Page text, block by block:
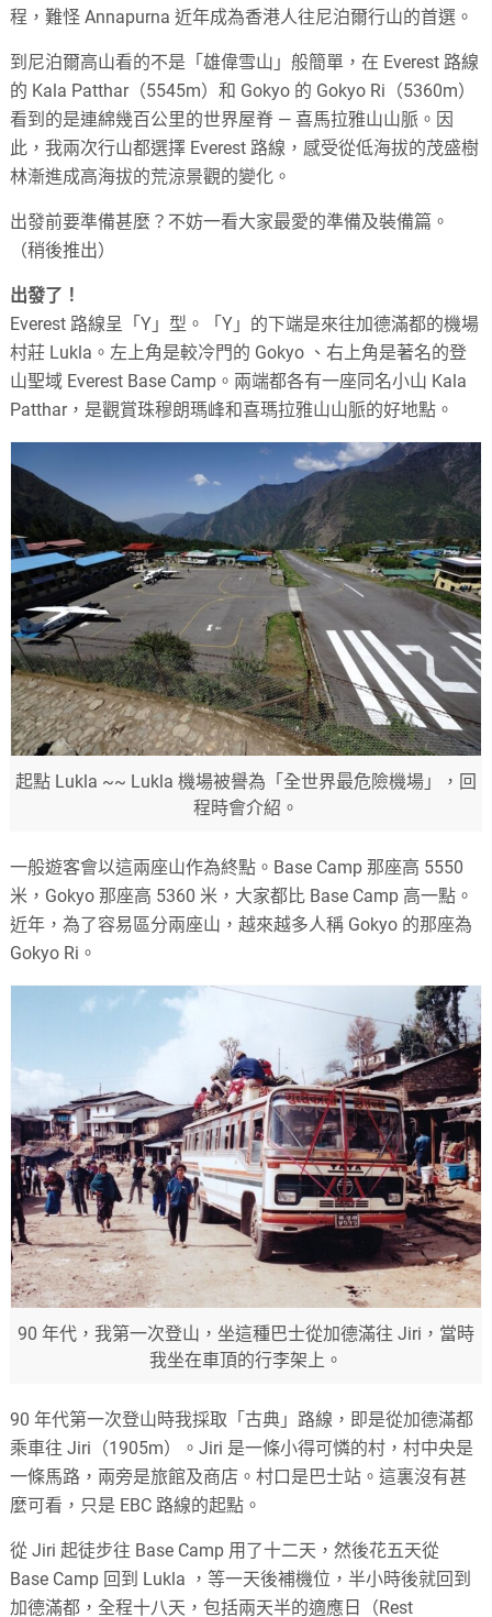
程，難怪 Annapurna 近年成為香港人往尼泊爾行山的首選。
到尼泊爾高山看的不是「雄偉雪山」般簡單，在 Everest 路線
的 Kala Patthar（5545m）和 Gokyo 的 Gokyo Ri（5360m）
看到的是連綿幾百公里的世界屋脊 — 喜馬拉雅山山脈。因
此，我兩次行山都選擇 Everest 路線，感受從低海拔的茂盛樹
林漸進成高海拔的荒涼景觀的變化。
出發前要準備甚麼？不妨一看大家最愛的準備及裝備篇。
（稍後推出）
出發了！
Everest 路線呈「Y」型。「Y」的下端是來往加德滿都的機場
村莊 Lukla。左上角是較冷門的 Gokyo 、右上角是著名的登
山聖域 Everest Base Camp。兩端都各有一座同名小山 Kala
Patthar，是觀賞珠穆朗瑪峰和喜瑪拉雅山山脈的好地點。
起點 Lukla ~~ Lukla 機場被譽為「全世界最危險機場」，回
程時會介紹。
一般遊客會以這兩座山作為終點。Base Camp 那座高 5550
米，Gokyo 那座高 5360 米，大家都比 Base Camp 高一點。
近年，為了容易區分兩座山，越來越多人稱 Gokyo 的那座為
Gokyo Ri。
90 年代，我第一次登山，坐這種巴士從加德滿往 Jiri，當時
我坐在車頂的行李架上。
90 年代第一次登山時我採取「古典」路線，即是從加德滿都
乘車往 Jiri（1905m）。Jiri 是一條小得可憐的村，村中央是
一條馬路，兩旁是旅館及商店。村口是巴士站。這裏沒有甚
麼可看，只是 EBC 路線的起點。
從 Jiri 起徒步往 Base Camp 用了十二天，然後花五天從
Base Camp 回到 Lukla ，等一天後補機位，半小時後就回到
加德滿都，全程十八天，包括兩天半的適應日（Rest